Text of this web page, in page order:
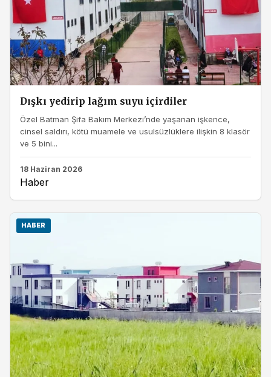
Dışkı yedirip lağım suyu içirdiler
Özel Batman Şifa Bakım Merkezi’nde yaşanan işkence,
cinsel saldırı, kötü muamele ve usulsüzlüklere ilişkin 8 klasör
ve 5 bini...
18 Haziran 2026
Haber
HABER